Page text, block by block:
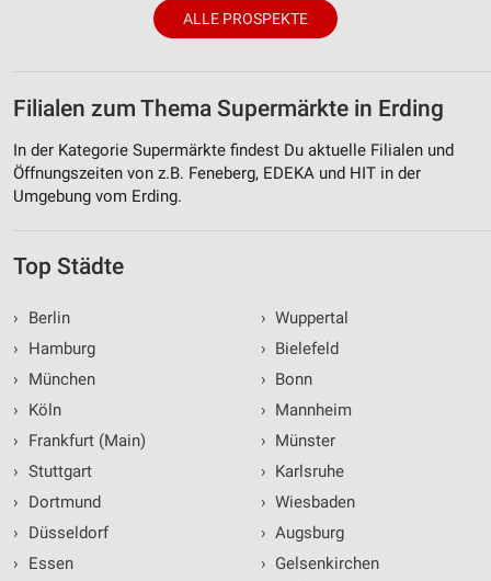
ALLE PROSPEKTE
Filialen zum Thema Supermärkte in Erding
In der Kategorie Supermärkte findest Du aktuelle Filialen und
Öffnungszeiten von z.B. Feneberg, EDEKA und HIT in der
Umgebung vom Erding.
Top Städte
›
Berlin
›
Hamburg
›
München
›
Köln
›
Frankfurt (Main)
› Stuttgart
›
Dortmund
›
Düsseldorf
›
Essen
› Wuppertal
› Bielefeld
› Bonn
› Mannheim
› Münster
› Karlsruhe
› Wiesbaden
› Augsburg
› Gelsenkirchen